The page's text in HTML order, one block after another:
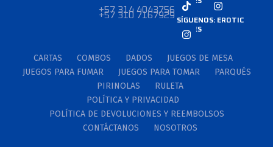
+57 314 4043756
+57 310 7167929
SÍGUENOS: EROTIC
GAMES
CARTAS COMBOS DADOS
JUEGOS DE MESA
JUEGOS PARA FUMAR
JUEGOS PARA TOMAR
PARQUÉS
PIRINOLAS
RULETA
POLÍTICA Y PRIVACIDAD
POLÍTICA DE DEVOLUCIONES Y REEMBOLSOS
CONTÁCTANOS
NOSOTROS